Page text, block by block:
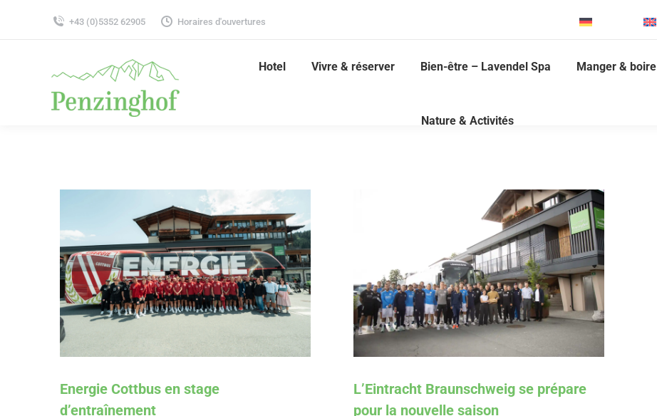
+43 (0)5352 62905 Horaires d'ouvertures
Hotel Vivre & réserver Bien-être – Lavendel Spa Manger & boire
Nature & Activités
Energie Cottbus en stage
d’entraînement
L’Eintracht Braunschweig se prépare
pour la nouvelle saison